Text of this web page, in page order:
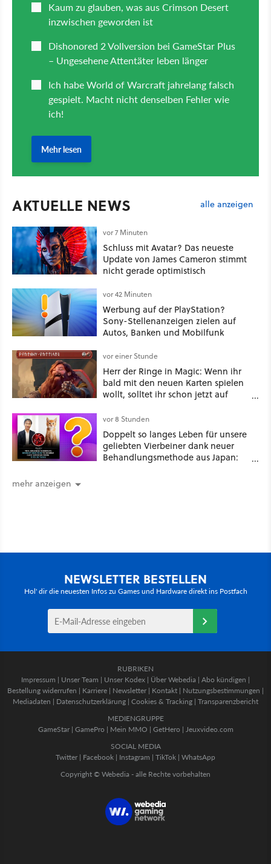
AKTUELLE NEWS alle anzeigen
vor 7 Minuten
Schluss mit Avatar? Das neueste
Update von James Cameron stimmt
nicht gerade optimistisch
vor 42 Minuten
Werbung auf der PlayStation?
Sony-Stellenanzeigen zielen auf
Autos, Banken und Mobilfunk
vor einer Stunde
Herr der Ringe in Magic: Wenn ihr
bald mit den neuen Karten spielen
wollt, solltet ihr schon jetzt auf
vor 8 Stunden
Doppelt so langes Leben für unsere
geliebten Vierbeiner dank neuer
Behandlungsmethode aus Japan:
mehr anzeigen
NEWSLETTER BESTELLEN
Hol' dir die neuesten Infos zu Games und Hardware direkt ins Postfach
RUBRIKEN
Impressum | Unser Team | Unser Kodex | Über Webedia | Abo kündigen |
Bestellung widerrufen | Karriere | Newsletter | Kontakt | Nutzungsbestimmungen |
Mediadaten | Datenschutzerklärung | Cookies & Tracking | Transparenzbericht
MEDIENGRUPPE
GameStar| GamePro | Mein MMO | GetHero | Jeuxvideo.com
SOCIAL MEDIA
Twitter | Facebook | Instagram | TikTok | WhatsApp
Copyright © Webedia - alle Rechte vorbehalten